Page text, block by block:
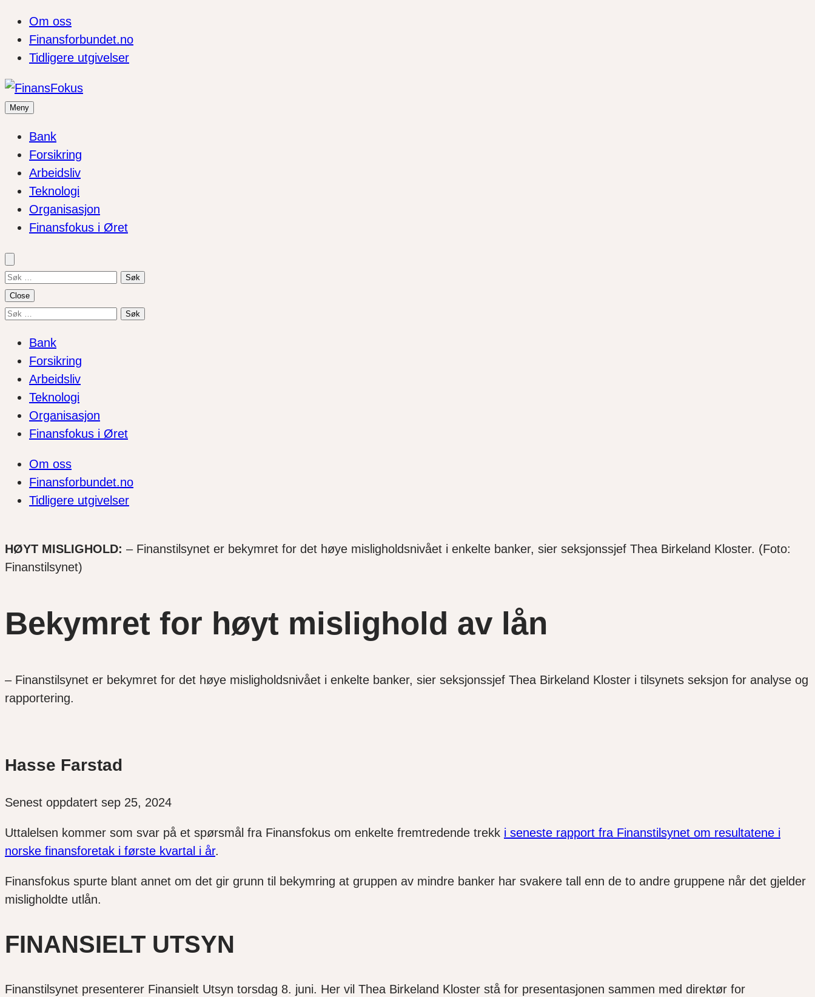
Om oss
Finansforbundet.no
Tidligere utgivelser
Meny
Bank
Forsikring
Arbeidsliv
Teknologi
Organisasjon
Finansfokus i Øret
Søk
etter:
Close
Søk
Bank
Forsikring
Arbeidsliv
Teknologi
Organisasjon
Finansfokus i Øret
Om oss
Finansforbundet.no
Tidligere utgivelser
HØYT MISLIGHOLD: – Finanstilsynet er bekymret for det høye misligholdsnivået i enkelte banker, sier seksjonssjef Thea Birkeland Kloster. (Foto:
Finanstilsynet)
Bekymret for høyt mislighold av lån
– Finanstilsynet er bekymret for det høye misligholdsnivået i enkelte banker, sier seksjonssjef Thea Birkeland Kloster i tilsynets seksjon for analyse og
rapportering.
Hasse Farstad
Senest oppdatert sep 25, 2024
Uttalelsen kommer som svar på et spørsmål fra Finansfokus om enkelte fremtredende trekk i seneste rapport fra Finanstilsynet om resultatene i
norske finansforetak i første kvartal i år.
Finansfokus spurte blant annet om det gir grunn til bekymring at gruppen av mindre banker har svakere tall enn de to andre gruppene når det gjelder
misligholdte utlån.
FINANSIELT UTSYN
Finanstilsynet presenterer Finansielt Utsyn torsdag 8. juni. Her vil Thea Birkeland Kloster stå for presentasjonen sammen med direktør for